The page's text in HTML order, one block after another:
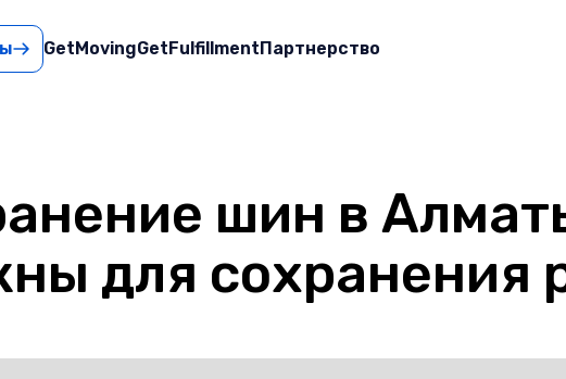
GetMovingGetFulfillmentПартнерство
шин в
для сохранения